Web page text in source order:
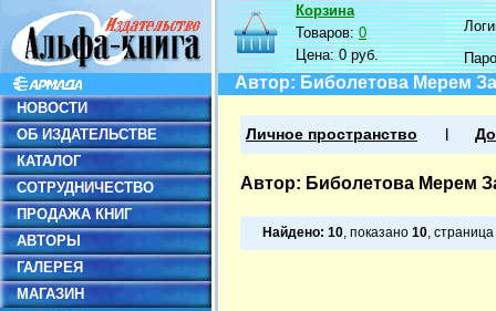
НОВОСТИ
ОБ ИЗДАТЕЛЬСТВЕ
КАТАЛОГ
СОТРУДНИЧЕСТВО
ПРОДАЖА КНИГ
АВТОРЫ
ГАЛЕРЕЯ
МАГАЗИН
Корзина
Товаров:0
Цена:0 руб.
Автор: Биболетова Мерем
Личное пространство
Автор: Биболетова Мерем
Найдено: 10, показано 10, страница